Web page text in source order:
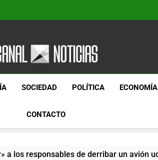
Noticias
Noticias
SOCIEDAD POLÍTICA ECONOMÍA
CONTACTO
a los responsables de derribar un avión